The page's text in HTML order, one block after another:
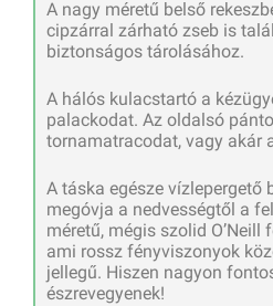
A nagy méretű belső
cipzárral zárható zseb is
biztonságos tárolásához.
A hálós kulacstartó a
palackodat. Az oldalsó
tornamatracodat, vagy akár
A táska egésze vízlepergető
megóvja a nedvességtől a
méretű, mégis szolid
ami rossz fényviszonyok
jellegű. Hiszen nagyon
észrevegyenek!